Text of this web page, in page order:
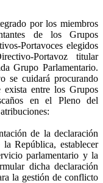
por los miembros
de los Grupos
Portavoces elegidos
Portavoz titular
Grupo Parlamentario.
se cuidará procurando
exista entre los Grupos
en el Pleno del
de la declaración
República, establecer
parlamentario y la
dicha declaración
la gestión de conflicto